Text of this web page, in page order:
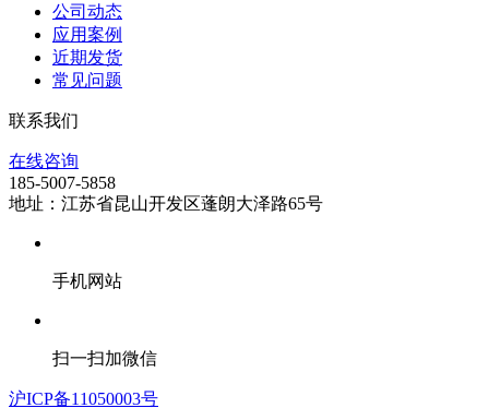
公司动态
应用案例
近期发货
常见问题
联系我们
在线咨询
185-5007-5858
地址：江苏省昆山开发区蓬朗大泽路65号
手机网站
扫一扫加微信
沪ICP备11050003号